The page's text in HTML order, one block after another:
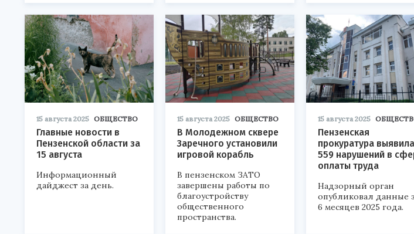
15 августа 2025 ОБЩЕСТВО
Главные новости в
Пензенской области за
15 августа
Информационный
дайджест за день.
15 августа 2025 ОБЩЕСТВО
В Молодежном сквере
Заречного установили
игровой корабль
В пензенском ЗАТО
завершены работы по
благоустройству
общественного
пространства.
15 августа 2025
Пензенская
прокуратура выявила
559 нарушений в
оплаты труда
Надзорный орган
опубликовал данные
6 месяцев 2025 года.